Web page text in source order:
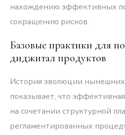
нахождению эффективных
сокращению рисков.
Базовые практики для
диджитал продуктов
История эволюции
показывает, что
на сочетании структурной
регламентированных